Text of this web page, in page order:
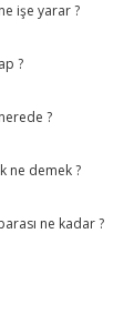
işe yarar ?
?
?
ne demek ?
ne kadar ?